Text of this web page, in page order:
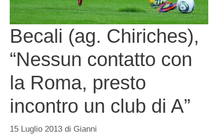
Becali (ag. Chiriches),
“Nessun contatto con
la Roma, presto
incontro un club di A”
15 Luglio 2013 di Gianni